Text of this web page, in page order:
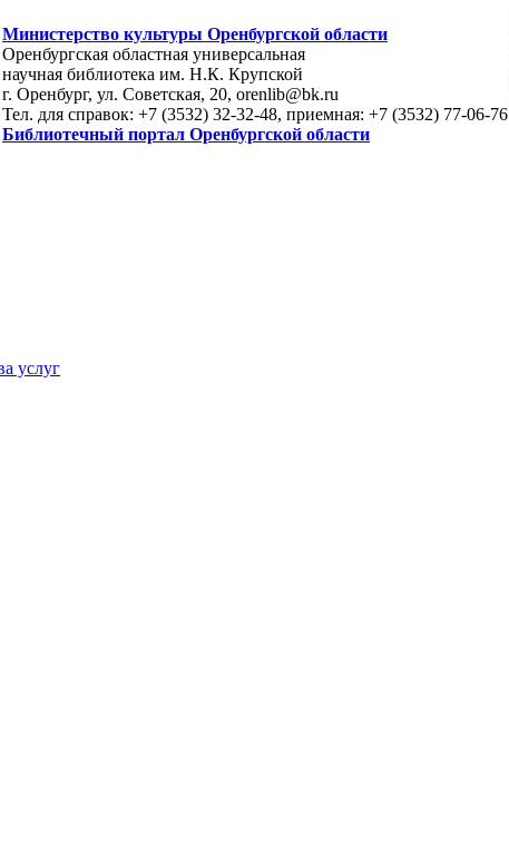
Министерство культуры Оренбургской области
Оренбургская областная универсальная
научная библиотека им. Н.К. Крупской
г. Оренбург, ул. Советская, 20, orenlib@bk.ru
Тел. для справок: +7 (3532) 32-32-48, приемная: +7 (3532) 77-06-76
Библиотечный портал Оренбургской области
услуг